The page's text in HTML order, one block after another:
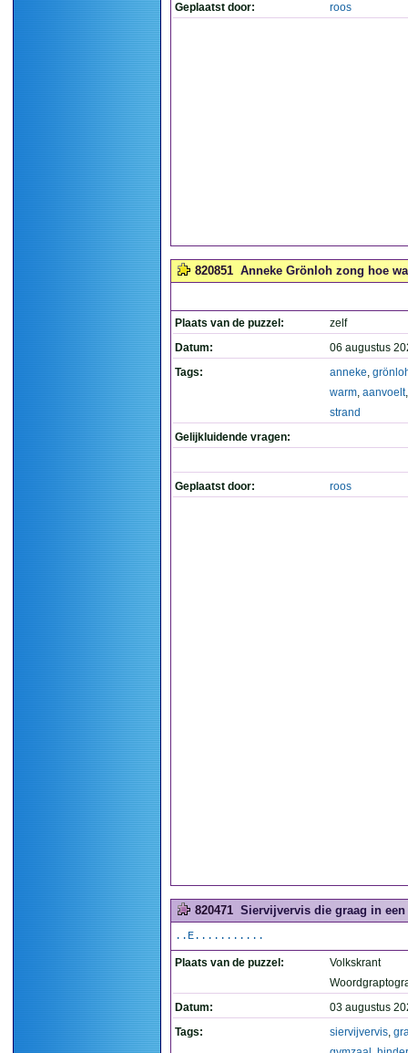
Geplaatst door: roos
820851 Anneke Grönloh zong hoe
Plaats van de puzzel:
zelf
Datum:
06 augustus
Tags:
anneke,
warm, aanvoelt
strand
Gelijkluidende vragen:
Geplaatst door: roos
820471 Siervijvervis die graag in
..E...........
Plaats van de puzzel:
Volkskrant
Datum:
03 augustus
Tags:
siervijvervis,